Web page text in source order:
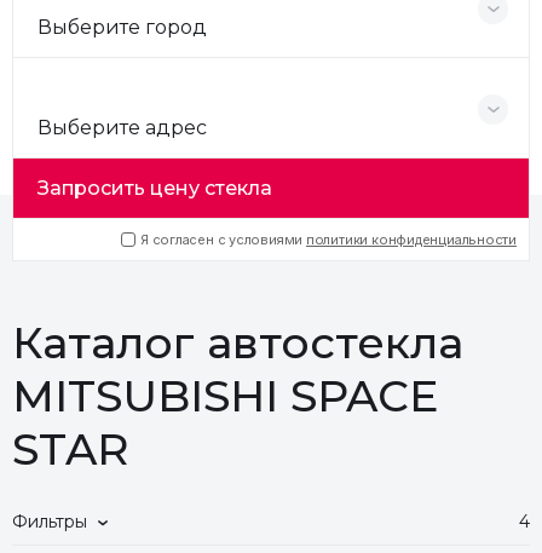
Выберите город
Выберите адрес
Запросить цену стекла
Я согласен с условиями политики конфиденциальности
Каталог автостекла
MITSUBISHI SPACE
STAR
Фильтры 4